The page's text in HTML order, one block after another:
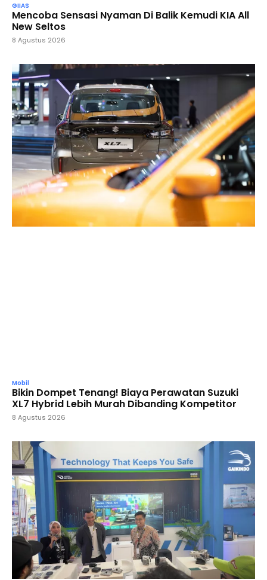
GIIAS
Mencoba Sensasi Nyaman Di Balik Kemudi KIA All
New Seltos
8 Agustus 2026
Mobil
Bikin Dompet Tenang! Biaya Perawatan Suzuki
XL7 Hybrid Lebih Murah Dibanding Kompetitor
8 Agustus 2026